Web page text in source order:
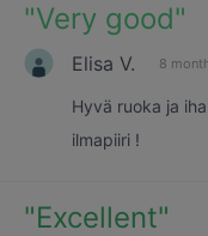
"Very good"
Elisa V. 8
Hyvä ruoka ja
ilmapiiri !
"Excellent"